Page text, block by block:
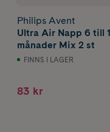
Philips Avent
Ultra Air Napp 6 till
månader Mix 2 st
FINNS I LAGER
83 kr